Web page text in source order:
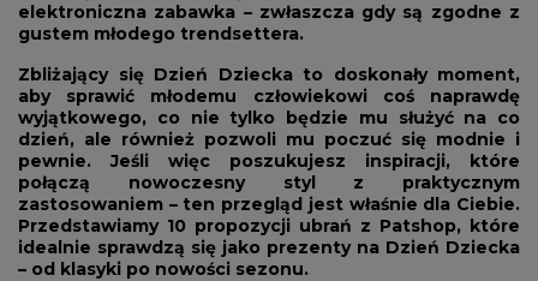
elektroniczna zabawka – zwłaszcza gdy są zgodne z
gustem młodego trendsettera.
Zbliżający się Dzień Dziecka to doskonały moment,
aby sprawić młodemu człowiekowi coś naprawdę
wyjątkowego, co nie tylko będzie mu służyć na co
dzień, ale również pozwoli mu poczuć się modnie i
pewnie. Jeśli więc poszukujesz inspiracji, które
połączą nowoczesny styl z praktycznym
zastosowaniem – ten przegląd jest właśnie dla Ciebie.
Przedstawiamy 10 propozycji ubrań z Patshop, które
idealnie sprawdzą się jako prezenty na Dzień Dziecka
– od klasyki po nowości sezonu.